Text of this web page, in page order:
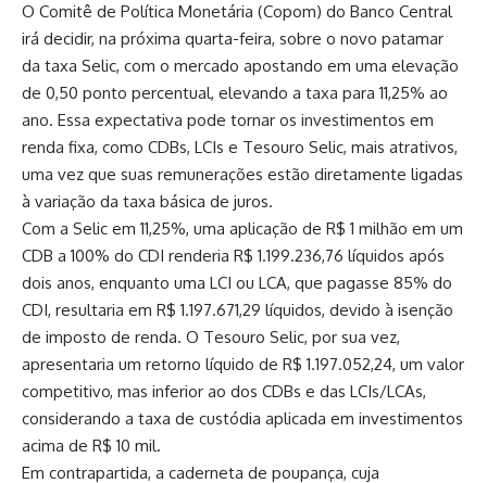
O Comitê de Política Monetária (Copom) do Banco Central
irá decidir, na próxima quarta-feira, sobre o novo patamar
da taxa Selic, com o mercado apostando em uma elevação
de 0,50 ponto percentual, elevando a taxa para 11,25% ao
ano. Essa expectativa pode tornar os investimentos em
renda fixa, como CDBs, LCIs e Tesouro Selic, mais atrativos,
uma vez que suas remunerações estão diretamente ligadas
à variação da taxa básica de juros.
Com a Selic em 11,25%, uma aplicação de R$ 1 milhão em um
CDB a 100% do CDI renderia R$ 1.199.236,76 líquidos após
dois anos, enquanto uma LCI ou LCA, que pagasse 85% do
CDI, resultaria em R$ 1.197.671,29 líquidos, devido à isenção
de imposto de renda. O Tesouro Selic, por sua vez,
apresentaria um retorno líquido de R$ 1.197.052,24, um valor
competitivo, mas inferior ao dos CDBs e das LCIs/LCAs,
considerando a taxa de custódia aplicada em investimentos
acima de R$ 10 mil.
Em contrapartida, a caderneta de poupança, cuja